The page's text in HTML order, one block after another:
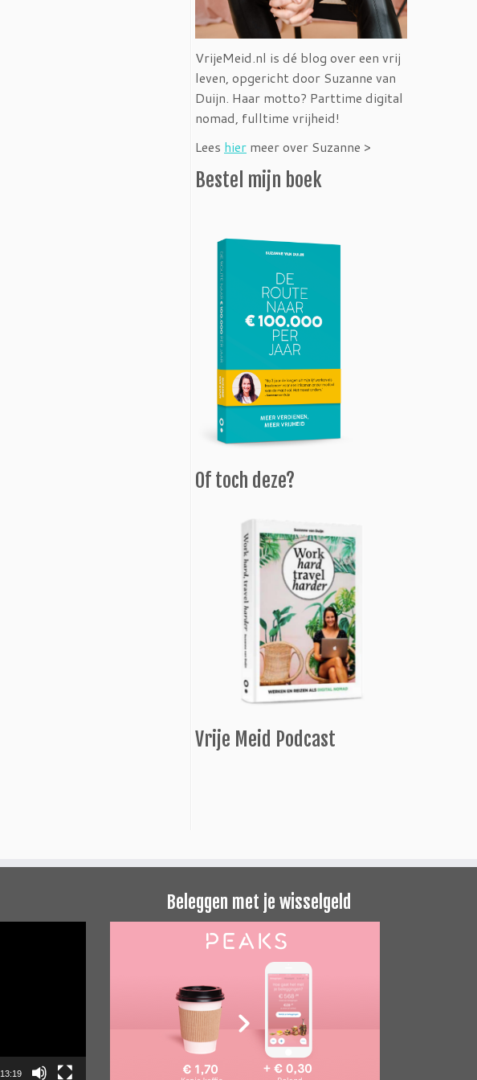
VrijeMeid.nl is dé blog over een vrij
leven, opgericht door Suzanne van
Duijn. Haar motto? Parttime digital
nomad, fulltime vrijheid!
Lees hier meer over Suzanne >
Bestel mijn boek
Of toch deze?
Vrije Meid Podcast
13:19
Beleggen met je wisselgeld